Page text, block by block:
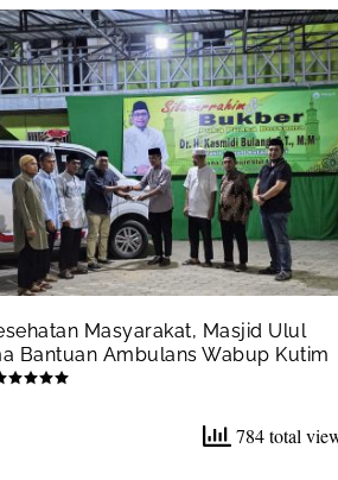
Masyarakat, Masjid Ulul
Bantuan Ambulans Wabup Kutim
784 total